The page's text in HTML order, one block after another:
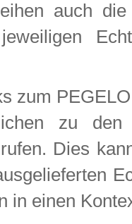
auch
zum
zu den
Dies
in einen